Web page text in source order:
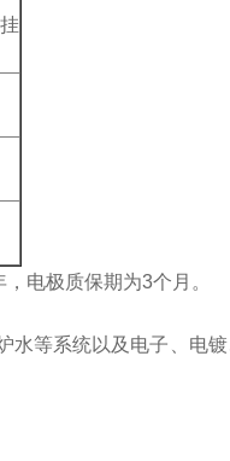
电极质保期为3个月。
等系统以及电子、电